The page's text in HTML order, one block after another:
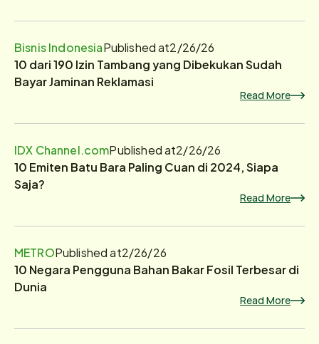
Bisnis IndonesiaPublished at2/26/26
10 dari 190 Izin Tambang yang Dibekukan Sudah
Bayar Jaminan Reklamasi
Read More
IDX Channel.comPublished at2/26/26
10 Emiten Batu Bara Paling Cuan di 2024, Siapa
Saja?
Read More
METROPublished at2/26/26
10 Negara Pengguna Bahan Bakar Fosil Terbesar di
Dunia
Read More